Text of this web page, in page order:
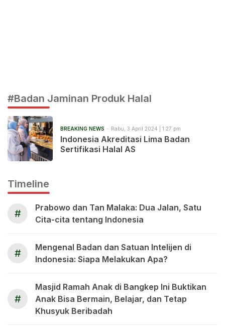
#Badan Jaminan Produk Halal
BREAKING NEWS Rabu, 3 April 2024 | 1:27 pm
Indonesia Akreditasi Lima Badan
Sertifikasi Halal AS
Timeline
#
Prabowo dan Tan Malaka: Dua Jalan, Satu
Cita-cita tentang Indonesia
#
Mengenal Badan dan Satuan Intelijen di
Indonesia: Siapa Melakukan Apa?
#
Masjid Ramah Anak di Bangkep Ini Buktikan
Anak Bisa Bermain, Belajar, dan Tetap
Khusyuk Beribadah